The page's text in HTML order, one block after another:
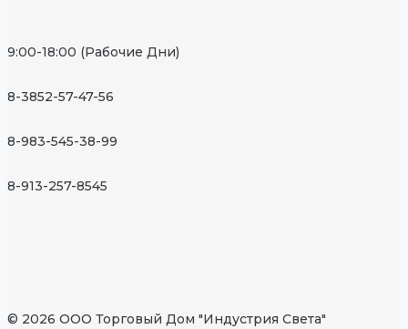
9:00-18:00 (Рабочие Дни)
8-3852-57-47-56
8-983-545-38-99
8-913-257-8545
© 2026 ООО Торговый Дом "Индустрия Света"